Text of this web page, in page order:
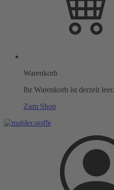
Warenkorb
Ihr Warenkorb ist derzeit leer.
Zum Shop